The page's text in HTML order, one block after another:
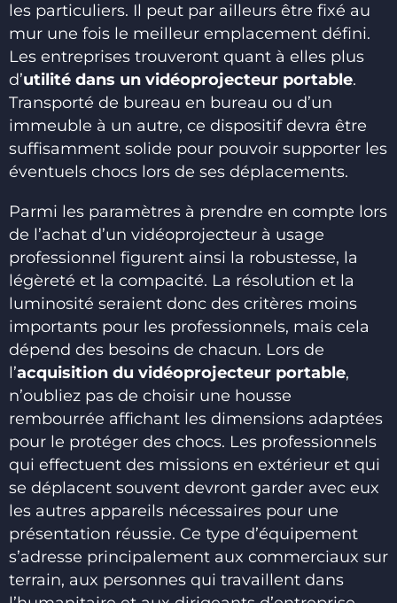
les particuliers. Il peut par ailleurs être fixé au
mur une fois le meilleur emplacement défini.
Les entreprises trouveront quant à elles plus
d’utilité dans un vidéoprojecteur portable.
Transporté de bureau en bureau ou d’un
immeuble à un autre, ce dispositif devra être
suffisamment solide pour pouvoir supporter les
éventuels chocs lors de ses déplacements.
Parmi les paramètres à prendre en compte lors
de l’achat d’un vidéoprojecteur à usage
professionnel figurent ainsi la robustesse, la
légèreté et la compacité. La résolution et la
luminosité seraient donc des critères moins
importants pour les professionnels, mais cela
dépend des besoins de chacun. Lors de
l’acquisition du vidéoprojecteur portable,
n’oubliez pas de choisir une housse
rembourrée affichant les dimensions adaptées
pour le protéger des chocs. Les professionnels
qui effectuent des missions en extérieur et qui
se déplacent souvent devront garder avec eux
les autres appareils nécessaires pour une
présentation réussie. Ce type d’équipement
s’adresse principalement aux commerciaux sur
terrain, aux personnes qui travaillent dans